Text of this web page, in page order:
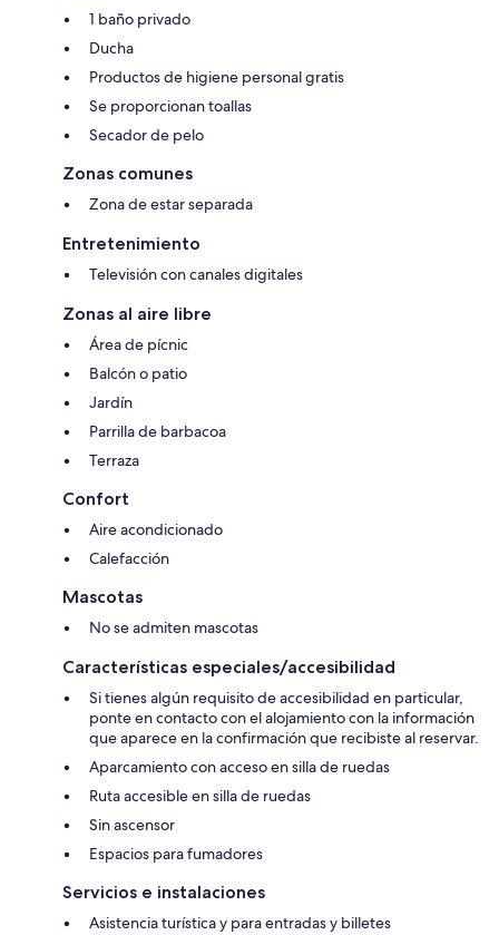
1 baño privado
Ducha
Productos de higiene personal gratis
Se proporcionan toallas
Secador de pelo
Zonas comunes
Zona de estar separada
Entretenimiento
Televisión con canales digitales
Zonas al aire libre
Área de pícnic
Balcón o patio
Jardín
Parrilla de barbacoa
Terraza
Confort
Aire acondicionado
Calefacción
Mascotas
No se admiten mascotas
Características especiales/accesibilidad
Si tienes algún requisito de accesibilidad en particular,
ponte en contacto con el alojamiento con la información
que aparece en la confirmación que recibiste al reservar.
Aparcamiento con acceso en silla de ruedas
Ruta accesible en silla de ruedas
Sin ascensor
Espacios para fumadores
Servicios e instalaciones
Asistencia turística y para entradas y billetes